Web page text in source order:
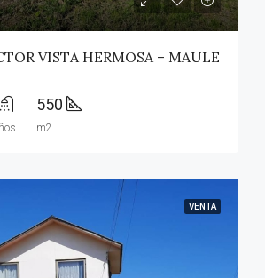
VISTA HERMOSA – MAULE
550
m2
VENTA